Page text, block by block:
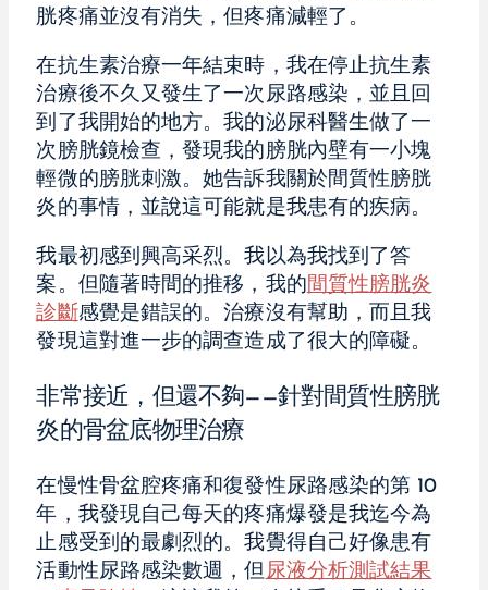
胱疼痛並沒有消失，但疼痛減輕了。
在抗生素治療一年結束時，我在停止抗生素
治療後不久又發生了一次尿路感染，並且回
到了我開始的地方。我的泌尿科醫生做了一
次膀胱鏡檢查，發現我的膀胱內壁有一小塊
輕微的膀胱刺激。她告訴我關於間質性膀胱
炎的事情，並說這可能就是我患有的疾病。
我最初感到興高采烈。我以為我找到了答
案。但隨著時間的推移，我的 間質性膀胱炎
診斷感覺是錯誤的。治療沒有幫助，而且我
發現這對進一步的調查造成了很大的障礙。
非常接近，但還不夠——針對間質性膀胱
炎的骨盆底物理治療
在慢性骨盆腔疼痛和復發性尿路感染的第 10
年，我發現自己每天的疼痛爆發是我迄今為
止感受到的最劇烈的。我覺得自己好像患有
活動性尿路感染數週，但尿液分析測試結果